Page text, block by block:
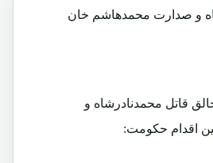
و صدارت محمدهاشم خان
قاتل محمدنادرشاه و
اقدام حکومت: